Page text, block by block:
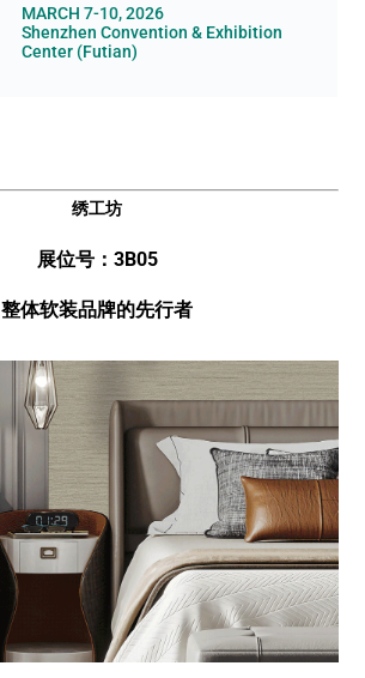
绣工坊
展位号：3B05
整体软装品牌的先行者